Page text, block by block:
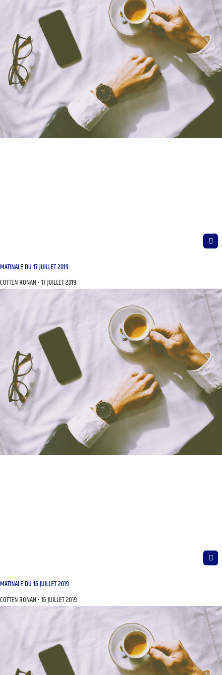
MATINALE DU 17 JUILLET 2019
COTTEN RONAN 17 JUILLET 2019
MATINALE DU 16 JUILLET 2019
COTTEN RONAN 16 JUILLET 2019